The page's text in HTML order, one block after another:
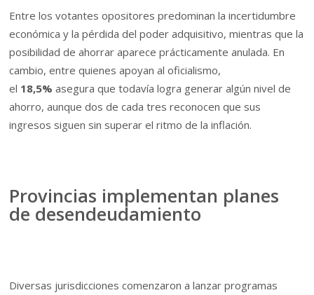
Entre los votantes opositores predominan la incertidumbre
económica y la pérdida del poder adquisitivo, mientras que la
posibilidad de ahorrar aparece prácticamente anulada. En
cambio, entre quienes apoyan al oficialismo,
el 18,5% asegura que todavía logra generar algún nivel de
ahorro, aunque dos de cada tres reconocen que sus
ingresos siguen sin superar el ritmo de la inflación.
Provincias implementan planes
de desendeudamiento
Diversas jurisdicciones comenzaron a lanzar programas